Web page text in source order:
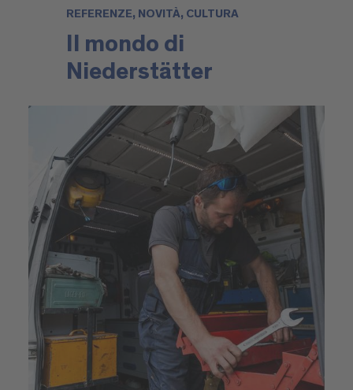
REFERENZE, NOVITÀ, CULTURA
Il mondo di
Niederstätter